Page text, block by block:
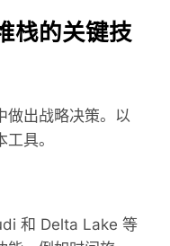
栈的关键技
做出战略决策。以
具。
和 Delta Lake 等